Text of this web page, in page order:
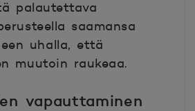
palautettava
saamansa
uhalla, että
muutoin raukeaa.
vapauttaminen